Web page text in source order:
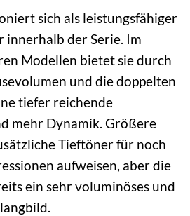
sich als leistungsfähiger
innerhalb der Serie. Im
Modellen bietet sie durch
und die doppelten
tiefer reichende
mehr Dynamik. Größere
Tieftöner für noch
aufweisen, aber die
ein sehr voluminöses und